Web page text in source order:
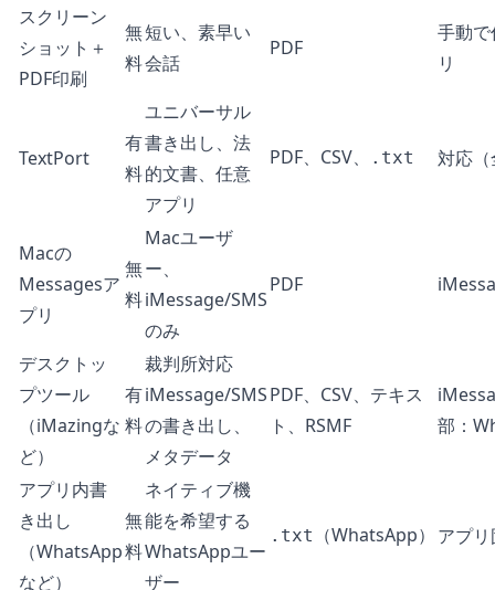
スクリーン
ショット＋
PDF印刷
無
料
短い、素早い
会話
PDF
手動
リ
TextPort
有
料
ユニバーサル
書き出し、法
的文書、任意
アプリ
PDF、CSV、 .txt 対応
Macの
Messagesア
プリ
無
料
Macユーザ
ー、
iMessage/SMS
のみ
PDF
デスクトッ
プツール
（iMazingな
ど）
有
料
裁判所対応
iMessage/SMS
の書き出し、
メタデータ
PDF、CSV、テキス
ト、RSMF
部：
アプリ内書
き出し
（WhatsApp
など）
無
料
ネイティブ機
能を希望する
WhatsAppユー
ザー
.txt （WhatsApp） アプ